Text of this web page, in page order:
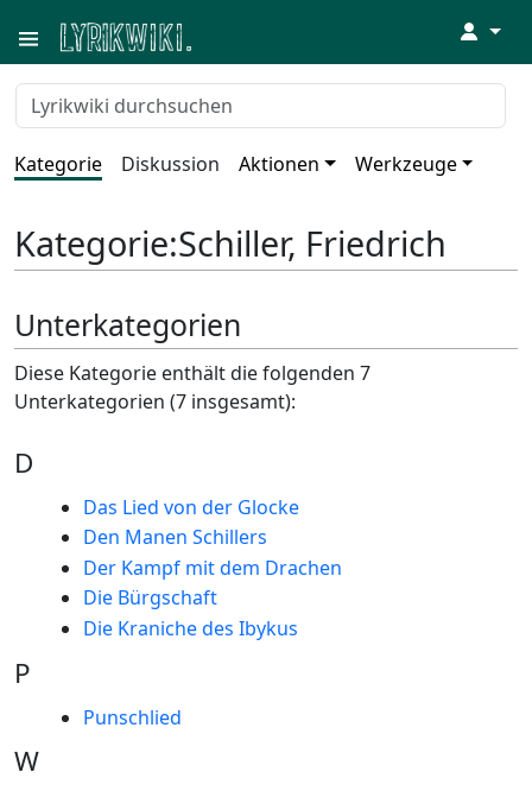
↓
Kategorie Diskussion Aktionen Werkzeuge
Kategorie:Schiller, Friedrich
Unterkategorien
Diese Kategorie enthält die folgenden 7
Unterkategorien (7 insgesamt):
D
Das Lied von der Glocke
Den Manen Schillers
Der Kampf mit dem Drachen
Die Bürgschaft
Die Kraniche des Ibykus
P
Punschlied
W